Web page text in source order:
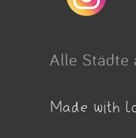
Alle Städte
Made with